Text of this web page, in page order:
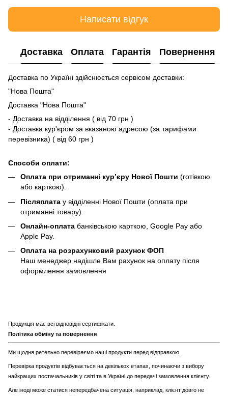
Написати відгук
Доставка Оплата Гарантія Повернення
Доставка по Україні здійснюється сервісом доставки:
"Нова Пошта"
Доставка "Нова Пошта"
- Доставка на відділення ( від 70 грн )
- Доставка кур'єром за вказаною адресою (за тарифами
перевізника) ( від 60 грн )
Способи оплати:
Оплата при отриманні кур’єру Нової Пошти (готівкою
або карткою).
Післяплата у відділенні Нової Пошти (оплата при
отриманні товару).
Онлайн-оплата банківською карткою, Google Pay або
Apple Pay.
Оплата на розрахунковий рахунок ФОП
Наш менеджер надішле Вам рахунок на оплату після
оформлення замовлення
Продукція має всі відповідні сертифікати.
Політика обміну та повернення
Ми щодня ретельно перевіряємо наші продукти перед відправкою.
Перевірка продуктів відбувається на декількох етапах, починаючи з вибору
найкращих постачальників у світі та в Україні до передачі замовлення клієнту.
Але іноді може статися непередбачена ситуація, наприклад, клієнт довго не